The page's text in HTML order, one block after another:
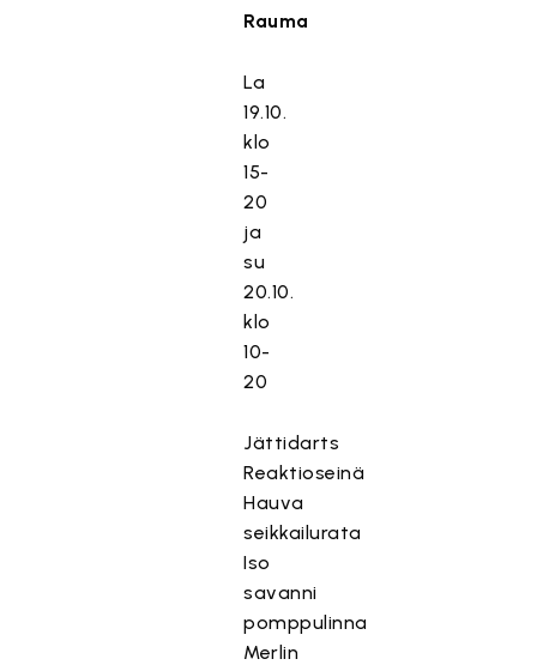
Rauma
La
19.10.
klo
15-
20
ja
su
20.10.
klo
10-
20
Jättidarts
Reaktioseinä
Hauva
seikkailurata
Iso
savanni
pomppulinna
Merlin